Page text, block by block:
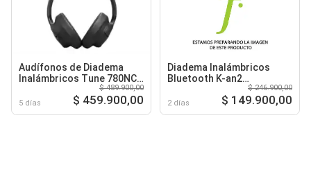
Audífonos de Diadema
Inalámbricos Tune 780NC
Bluetooth Cancelación de
Ruido
5 días
$ 489.900,00
$ 459.900,00
Diadema Inalámbricos
Bluetooth K-an2
Cancelación De Ruido
Negro
2 días
$ 246.900,00
$ 149.900,00